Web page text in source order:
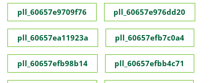
pll_60657e9709f76 pll_60657e976dd20
pll_60657ea11923a pll_60657efb7c0a4
pll_60657efb98b14 pll_60657efbb4c71